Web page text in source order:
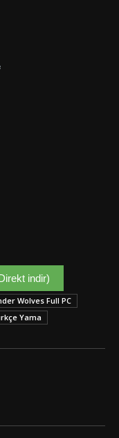
indir)
Wolves Full PC
Yama